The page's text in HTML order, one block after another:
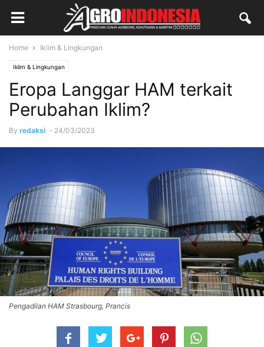
Home Iklim & Lingkungan
Iklim & Lingkungan
Eropa Langgar HAM terkait
Perubahan Iklim?
By redaksi - 24/03/2023
Pengadilan HAM Strasbourg, Prancis